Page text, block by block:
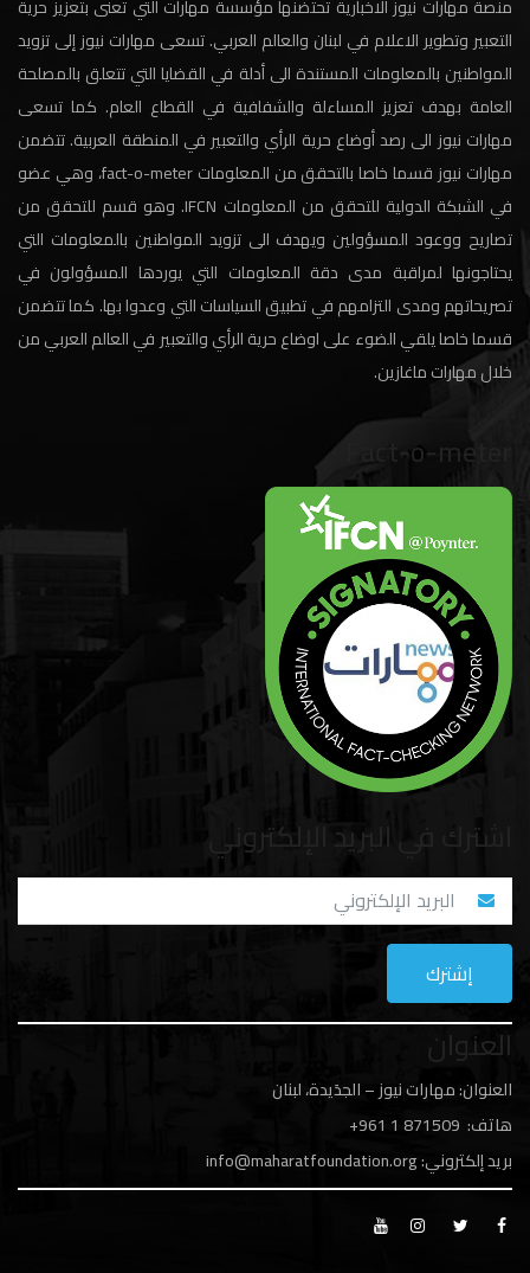
منصة مهارات نيوز الاخبارية تحتضنها مؤسسة مهارات التي تعنى بتعزيز حرية
التعبير وتطوير الاعلام في لبنان والعالم العربي. تسعى مهارات نيوز إلى تزويد
المواطنين بالمعلومات المستندة الى أدلة في القضايا التي تتعلق بالمصلحة
العامة بهدف تعزيز المساءلة والشفافية في القطاع العام. كما تسعى
مهارات نيوز الى رصد أوضاع حرية الرأي والتعبير في المنطقة العربية. تتضمن
مهارات نيوز قسما خاصا بالتحقق من المعلومات fact-o-meter، وهي عضو
في الشبكة الدولية للتحقق من المعلومات IFCN. وهو قسم للتحقق من
تصاريح ووعود المسؤولين ويهدف الى تزويد المواطنين بالمعلومات التي
يحتاجونها لمراقبة مدى دقة المعلومات التي يوردها المسؤولون في
تصريحاتهم ومدى التزامهم في تطبيق السياسات التي وعدوا بها. كما تتضمن
قسما خاصا يلقي الضوء على اوضاع حرية الرأي والتعبير في العالم العربي من
خلال مهارات ماغازين.
Fact-o-meter
اشترك في البريد الإلكتروني
العنوان
العنوان: مهارات نيوز – الجدَيدة، لبنان
هاتف: 1 871509 961+
بريد إلكتروني:info@maharatfoundation.org